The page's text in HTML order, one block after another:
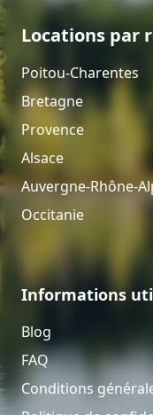
Locations par
Poitou-Charentes
Bretagne
Provence
Alsace
Auvergne-Rhône-
Occitanie
Informations
Blog
FAQ
Conditions